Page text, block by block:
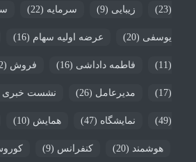
(23) زیبایی (9) سرمایه (22)
یوسفی (20) عرضه اولیه سهام (16)
(11) فاطمه داداشی (16) فروش (42)
(17) مدیرعامل (26) نشست خبری
(49) نمایشگاه (47) همایش (10)
هوشمند (20) کنفرانس (9)